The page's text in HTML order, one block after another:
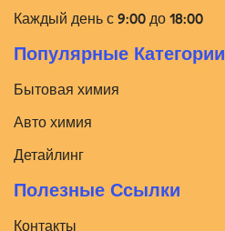
Каждый день с 9:00 до 18:00
Популярные Категории
Бытовая химия
Авто химия
Детайлинг
Полезные Ссылки
Контакты